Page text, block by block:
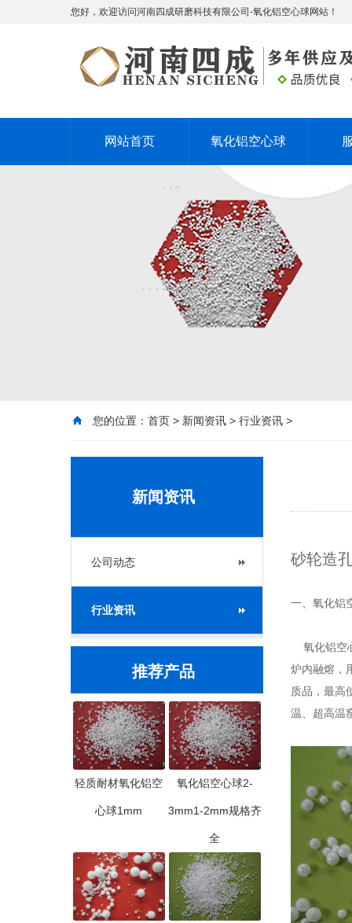
您好，欢迎访问河南四成研磨科技有限公司-氧化铝空心球网站！
网站首页 氧化铝空心球
您的位置： 首页 > 新闻资讯 > 行业资讯 >
新闻资讯
公司动态
行业资讯
推荐产品
轻质耐材氧化铝空
心球1mm
氧化铝空心球2-
3mm1-2mm规格齐
全
砂轮造
一、氧化铝
氧化铝空
炉内融熔，
质品，最高
温、超高温